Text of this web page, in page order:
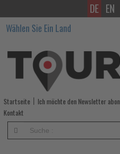
Jenseits
klassischer
Wissen,
was
im
DE EN
Wählen Sie Ein Land
Startseite Ich möchte den Newsletter
Kontakt